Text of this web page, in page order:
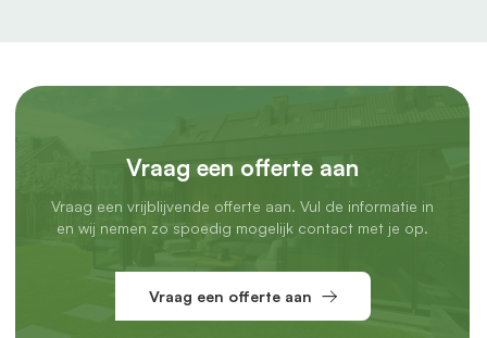
Vraag een offerte aan
Vraag een vrijblijvende offerte aan. Vul de informatie in
en wij nemen zo spoedig mogelijk contact met je op.
Vraag een offerte aan